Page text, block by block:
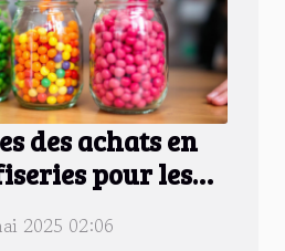
des achats en
pour les
2025 02:06